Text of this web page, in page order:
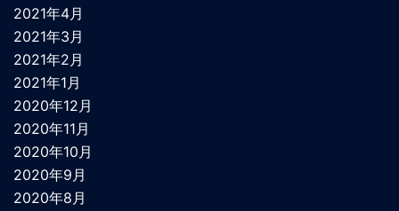
2021年4月
2021年3月
2021年2月
2021年1月
2020年12月
2020年11月
2020年10月
2020年9月
2020年8月